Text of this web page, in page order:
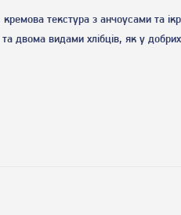
текстура з анчоусами та
двома видами хлібців, як у